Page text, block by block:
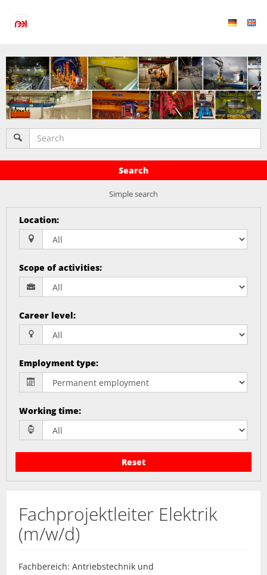
Search
Simple search
Location:
Scope of activities:
Career level:
Employment type:
Working time:
Reset
Fachprojektleiter Elektrik
(m/w/d)
Fachbereich: Antriebstechnik und